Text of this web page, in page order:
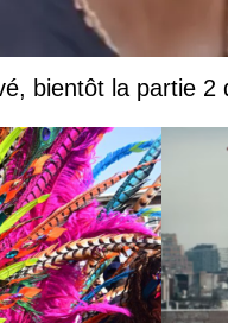
bientôt la partie 2